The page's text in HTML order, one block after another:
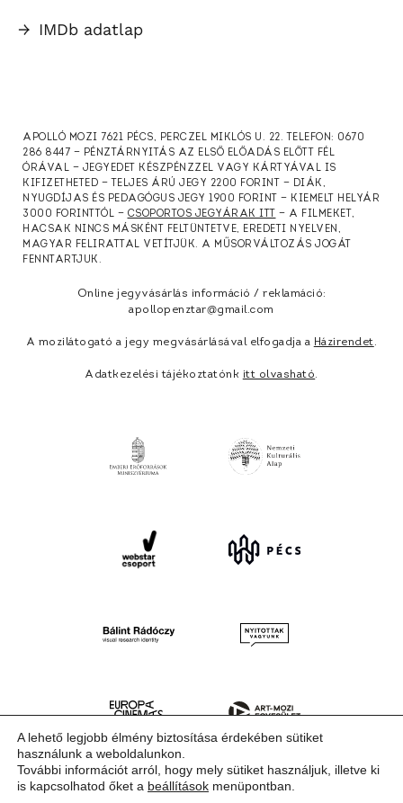
→ IMDb adatlap
APOLLÓ MOZI 7621 PÉCS, PERCZEL MIKLÓS U. 22. TELEFON: 0670
286 8447 — PÉNZTÁRNYITÁS AZ ELSŐ ELŐADÁS ELŐTT FÉL
ÓRÁVAL — JEGYEDET KÉSZPÉNZZEL VAGY KÁRTYÁVAL IS
KIFIZETHETED — TELJES ÁRÚ JEGY 2200 FORINT — DIÁK,
NYUGDÍJAS ÉS PEDAGÓGUS JEGY 1900 FORINT — KIEMELT HELYÁR
3000 FORINTTÓL — CSOPORTOS JEGYÁRAK ITT
— A FILMEKET,
HACSAK NINCS MÁSKÉNT FELTÜNTETVE, EREDETI NYELVEN,
MAGYAR FELIRATTAL VETÍTJÜK. A MŰSORVÁLTOZÁS JOGÁT
FENNTARTJUK.
Online jegyvásárlás információ / reklamáció:
apollopenztar@gmail.com
A mozilátogató a jegy megvásárlásával elfogadja a Házirendet.
Adatkezelési tájékoztatónk itt olvasható.
A lehető legjobb élmény biztosítása érdekében sütiket
használunk a weboldalunkon.
További információt arról, hogy mely sütiket használjuk, illetve ki
is kapcsolhatod őket a beállítások menüpontban.